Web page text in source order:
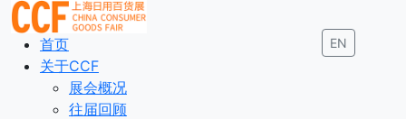
EN
首页
关于CCF
展会概况
往届回顾